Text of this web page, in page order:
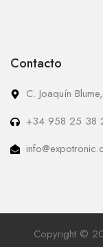
Contacto
C. Joaquín
+34 958 25 38
Copyright ©